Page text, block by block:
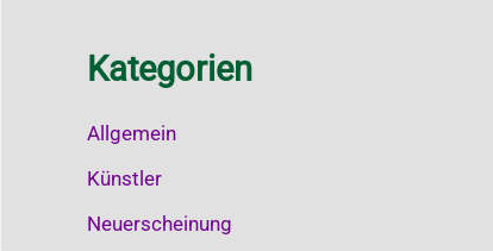
Kategorien
Allgemein
Künstler
Neuerscheinung